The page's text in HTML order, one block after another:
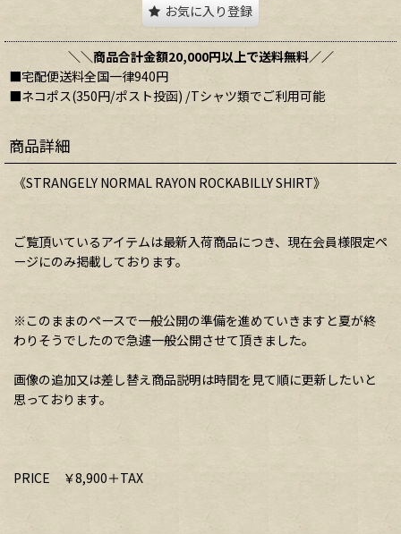
お気に入り登録
＼＼商品合計金額20,000円以上で送料無料／／
■宅配便送料全国一律940円
■ネコポス(350円/ポスト投函) /Tシャツ類でご利用可能
商品詳細
《STRANGELY NORMAL RAYON ROCKABILLY SHIRT》
ご覧頂いているアイテムは最新入荷商品につき、現在会員様限定ペ
ージにのみ掲載しております。
※このままのペースで一般公開の準備を進めていきますと夏が終
わりそうでしたので急遽一般公開させて頂きました。
画像の追加又は差し替え商品説明は時間を見て順に更新したいと
思っております。
PRICE ￥8,900＋TAX